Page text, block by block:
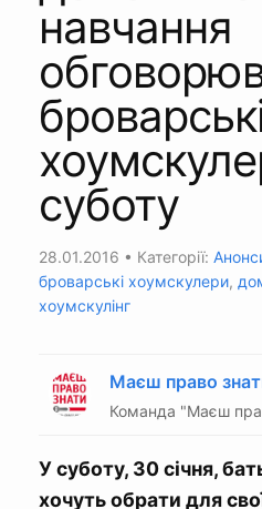
навчання
суботу
28.01.2016 • Категорії:
броварські хоумскулери,
хоумскулінг
Маєш право
Команда "Маєш
У суботу, 30 січня,
хочуть обрати для